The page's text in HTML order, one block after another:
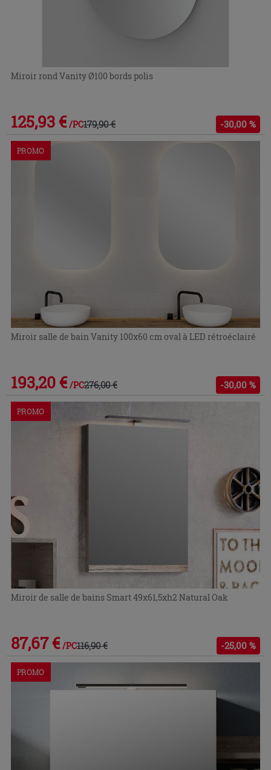
Miroir rond Vanity Ø100 bords polis
125,93 € /PC179,90 € -30,00 %
PROMO
Miroir salle de bain Vanity 100x60 cm oval à LED rétroéclairé
193,20 € /PC276,00 € -30,00 %
PROMO
Miroir de salle de bains Smart 49x61,5xh2 Natural Oak
87,67 € /PC116,90 € -25,00 %
PROMO